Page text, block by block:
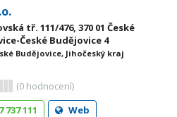
tř. 111/476, 370 01 České
České Budějovice 4
Budějovice, Jihočeský kraj
(0 hodnocení)
737 111
Web